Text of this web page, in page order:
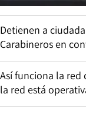
Detienen a
Carabineros en
Así funciona la red
la red está